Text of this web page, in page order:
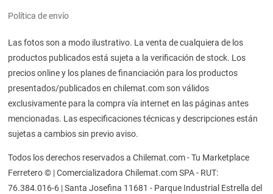
Política de envío
Las fotos son a modo ilustrativo. La venta de cualquiera de los
productos publicados está sujeta a la verificación de stock. Los
precios online y los planes de financiación para los productos
presentados/publicados en chilemat.com son válidos
exclusivamente para la compra vía internet en las páginas antes
mencionadas. Las especificaciones técnicas y descripciones están
sujetas a cambios sin previo aviso.
Todos los derechos reservados a Chilemat.com - Tu Marketplace
Ferretero © | Comercializadora Chilemat.com SPA - RUT:
76.384.016-6 | Santa Josefina 11681 - Parque Industrial Estrella del